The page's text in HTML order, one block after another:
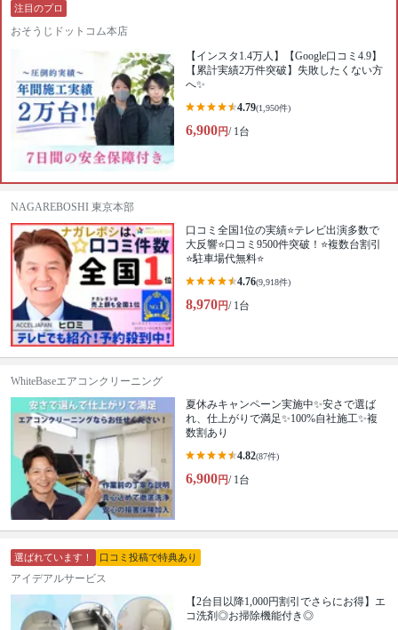
注目のプロ
おそうじドットコム本店
【インスタ1.4万人】【Google口コミ4.9】
【累計実績2万件突破】失敗したくない方
へ✨
4.79(1,950件)
6,900円/ 1台
NAGAREBOSHI 東京本部
口コミ全国1位の実績⭐テレビ出演多数で
大反響⭐口コミ9500件突破！⭐複数台割引
⭐駐車場代無料⭐
4.76(9,918件)
8,970円/ 1台
WhiteBaseエアコンクリーニング
夏休みキャンペーン実施中✨安さで選ば
れ、仕上がりで満足✨100%自社施工✨複
数割あり
4.82(87件)
6,900円/ 1台
選ばれています！ 口コミ投稿で特典あり
アイデアルサービス
【2台目以降1,000円割引でさらにお得】エ
コ洗剤◎お掃除機能付き◎